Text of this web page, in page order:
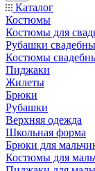
Каталог
Костюмы
Костюмы для
Рубашки
Костюмы
Пиджаки
Жилеты
Брюки
Рубашки
Верхняя одежда
Школьная форма
Брюки для
Костюмы для